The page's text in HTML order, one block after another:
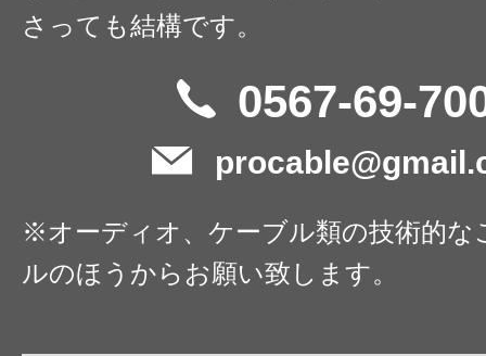
さっても結構です。
0567-69-
※オーディオ、ケーブル類の技術的な
ルのほうからお願い致します。